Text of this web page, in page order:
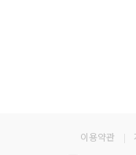
이용약관